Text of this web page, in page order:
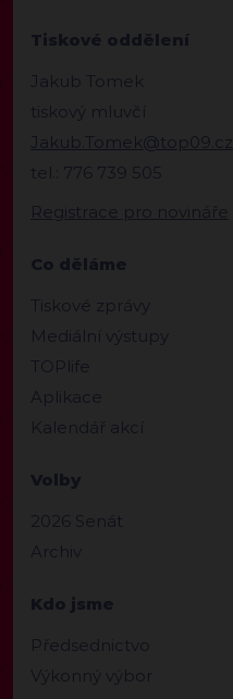
Tiskové oddělení
Jakub Tomek
tiskový mluvčí
Jakub.Tomek@top09.cz
tel.: 776 739 505
Registrace pro novináře
Co děláme
Tiskové zprávy
Mediální výstupy
TOPlife
Aplikace
Kalendář akcí
Volby
2026 Senát
Archiv
Kdo jsme
Předsednictvo
Výkonný výbor